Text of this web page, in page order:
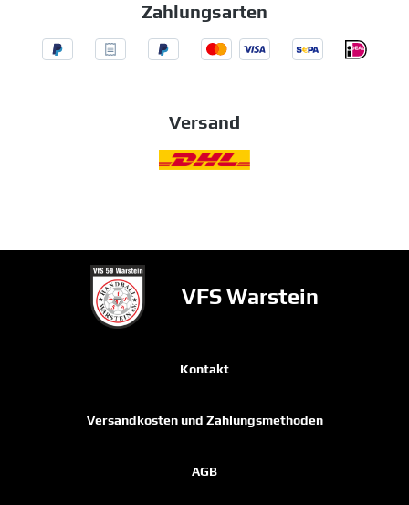
Zahlungsarten
Versand
VFS Warstein
Kontakt
Versandkosten und Zahlungsmethoden
AGB